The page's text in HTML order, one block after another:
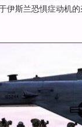
伊斯兰恐惧症动机的